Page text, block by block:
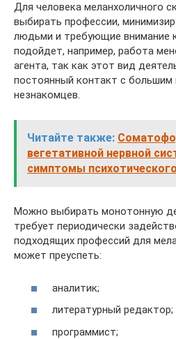
Для человека меланхоличного
выбирать профессии,
людьми и требующие внимание
подойдет, например, работа
агента, так как этот вид
постоянный контакт с большим
незнакомцев.
Читайте также:
вегетативной нервной
симптомы
Можно выбирать монотонную
требует периодически
подходящих профессий для
может преуспеть:
аналитик;
литературный редактор;
программист;